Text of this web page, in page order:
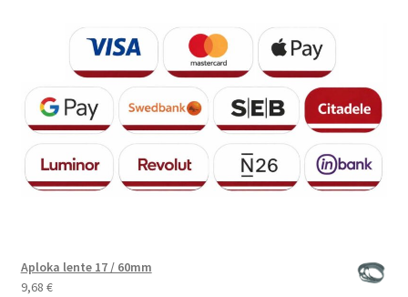
Aploka lente 17 / 60mm
9,68 €